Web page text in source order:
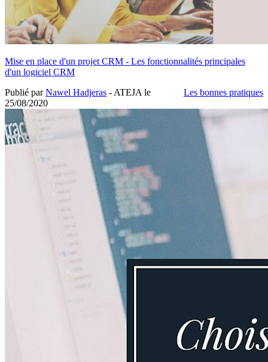
Mise en place d'un projet CRM - Les fonctionnalités principales
d'un logiciel CRM
Les bonnes pratiques
Publié parNawel Hadjeras - ATEJA le
25/08/2020